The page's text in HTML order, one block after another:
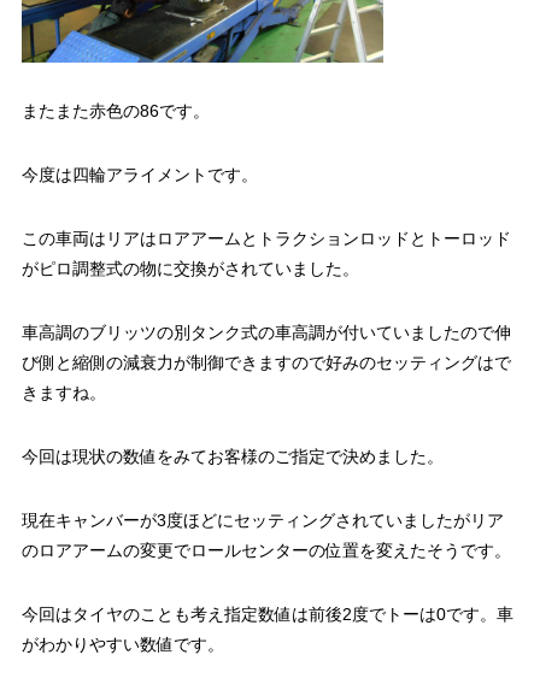
またまた赤色の86です。
今度は四輪アライメントです。
この車両はリアはロアアームとトラクションロッドとトーロッド
がピロ調整式の物に交換がされていました。
車高調のブリッツの別タンク式の車高調が付いていましたので伸
び側と縮側の減衰力が制御できますので好みのセッティングはで
きますね。
今回は現状の数値をみてお客様のご指定で決めました。
現在キャンバーが3度ほどにセッティングされていましたがリア
のロアアームの変更でロールセンターの位置を変えたそうです。
今回はタイヤのことも考え指定数値は前後2度でトーは0です。車
がわかりやすい数値です。